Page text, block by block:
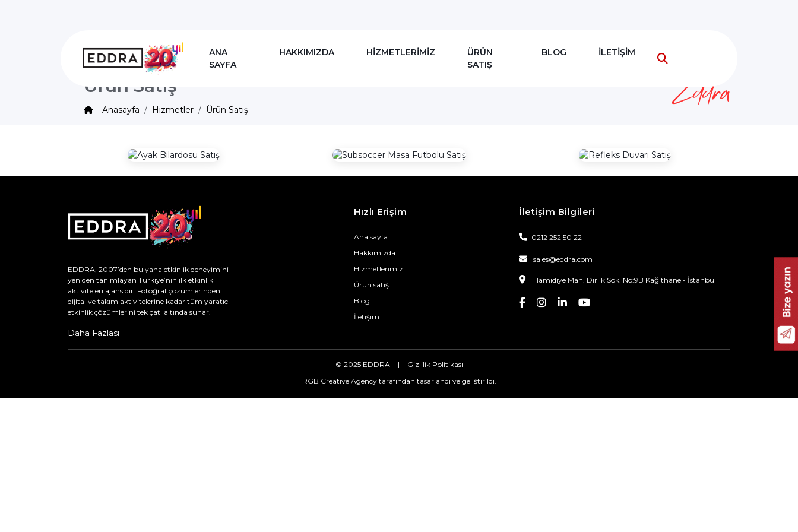
ANA
SAYFA
HAKKIMIZDA HİZMETLERİMİZ
ÜRÜN
SATIŞ
BLOG İLETİŞİM
Ürün Satış
Anasayfa Hizmetler Ürün Satış
EDDRA, 2007’den bu yana etkinlik deneyimini
yeniden tanımlayan Türkiye’nin ilk etkinlik
aktiviteleri ajansıdır. Fotoğraf çözümlerinden
dijital ve takım aktivitelerine kadar tüm yaratıcı
etkinlik çözümlerini tek çatı altında sunar.
Daha Fazlası
Hızlı Erişim
Ana sayfa
Hakkımızda
Hizmetlerimiz
Ürün satış
Blog
İletişim
İletişim Bilgileri
0212 252 50 22
sales@eddra.com
Hamidiye Mah. Dirlik Sok. No:9B Kağıthane - İstanbul
© 2025 EDDRA |
Gizlilik Politikası
RGB Creative Agencytarafından tasarlandı ve geliştirildi.